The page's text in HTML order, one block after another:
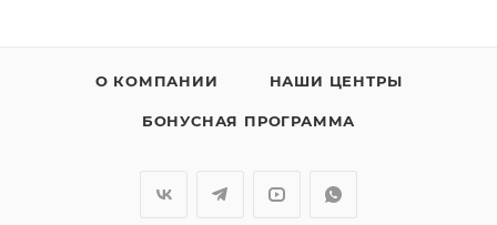
О КОМПАНИИ НАШИ ЦЕНТРЫ
БОНУСНАЯ ПРОГРАММА